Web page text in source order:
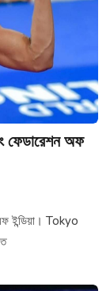
ফেডারেশন অফ
ইন্ডিয়া। Tokyo